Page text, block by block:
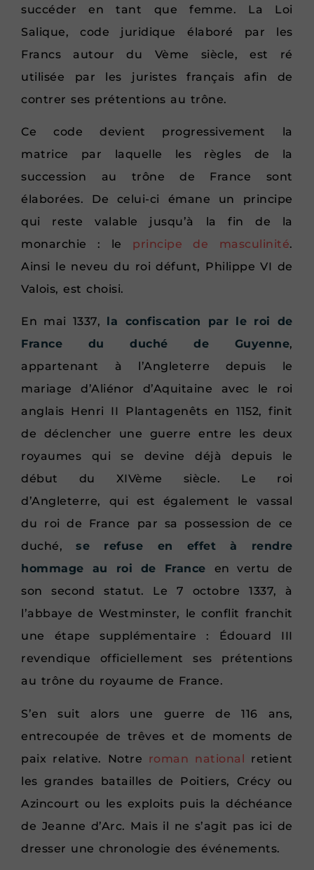
succéder en tant que femme. La Loi
Salique, code juridique élaboré par les
Francs autour du Vème siècle, est ré
utilisée par les juristes français afin de
contrer ses prétentions au trône.
Ce code devient progressivement la
matrice par laquelle les règles de la
succession au trône de France sont
élaborées. De celui-ci émane un principe
qui reste valable jusqu’à la fin de la
monarchie : le principe de masculinité.
Ainsi le neveu du roi défunt, Philippe VI de
Valois, est choisi.
En mai 1337,
la confiscation par le roi de
France du duché de Guyenne,
appartenant à l’Angleterre depuis le
mariage d’Aliénor d’Aquitaine avec le roi
anglais Henri II Plantagenêts en 1152, finit
de déclencher une guerre entre les deux
royaumes qui se devine déjà depuis le
début du XIVème siècle. Le roi
d’Angleterre, qui est également le vassal
du roi de France par sa possession de ce
duché,se refuse en effet à rendre
hommage au roi de France en vertu de
son second statut. Le 7 octobre 1337, à
l’abbaye de Westminster, le conflit franchit
une étape supplémentaire : Édouard III
revendique officiellement ses prétentions
au trône du royaume de France.
S’en suit alors une guerre de 116 ans,
entrecoupée de trêves et de moments de
paix relative. Notre roman national retient
les grandes batailles de Poitiers, Crécy ou
Azincourt ou les exploits puis la déchéance
de Jeanne d’Arc. Mais il ne s’agit pas ici de
dresser une chronologie des événements.